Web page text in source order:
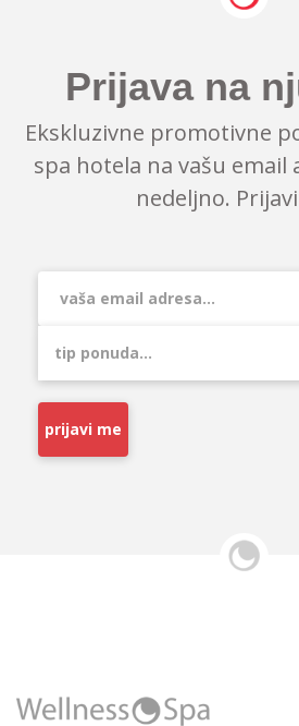
Prijava na
Ekskluzivne promotivne
spa hotela na vašu email
nedeljno.
prijavi me